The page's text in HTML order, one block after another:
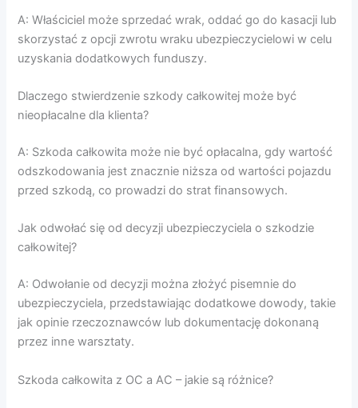
A: Właściciel może sprzedać wrak, oddać go do kasacji lub
skorzystać z opcji zwrotu wraku ubezpieczycielowi w celu
uzyskania dodatkowych funduszy.
Dlaczego stwierdzenie szkody całkowitej może być
nieopłacalne dla klienta?
A: Szkoda całkowita może nie być opłacalna, gdy wartość
odszkodowania jest znacznie niższa od wartości pojazdu
przed szkodą, co prowadzi do strat finansowych.
Jak odwołać się od decyzji ubezpieczyciela o szkodzie
całkowitej?
A: Odwołanie od decyzji można złożyć pisemnie do
ubezpieczyciela, przedstawiając dodatkowe dowody, takie
jak opinie rzeczoznawców lub dokumentację dokonaną
przez inne warsztaty.
Szkoda całkowita z OC a AC – jakie są różnice?